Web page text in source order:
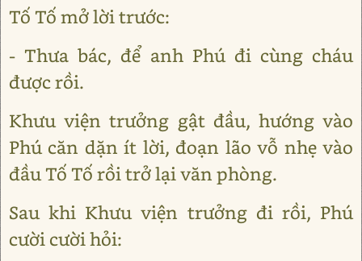
Tố Tố mở lời trước:
- Thưa bác, để anh Phú đi cùng cháu
được rồi.
Khưu viện trưởng gật đầu, hướng vào
Phú căn dặn ít lời, đoạn lão vỗ nhẹ vào
đầu Tố Tố rồi trở lại văn phòng.
Sau khi Khưu viện trưởng đi rồi, Phú
cười cười hỏi: